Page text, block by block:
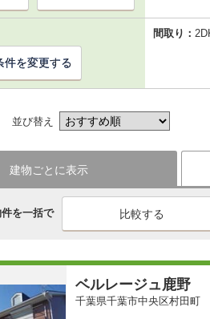
間取り：
件を変更する
並び替え
建物ごとに表示
を一括で
ベルレージュ鹿野
千葉県千葉市中央区村田町